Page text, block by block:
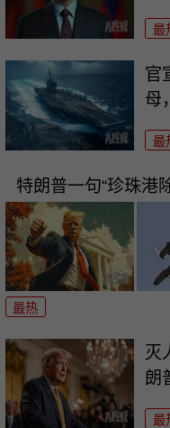
最
官
母
最
特朗普一句“珍珠港
最热
灭
朗
最